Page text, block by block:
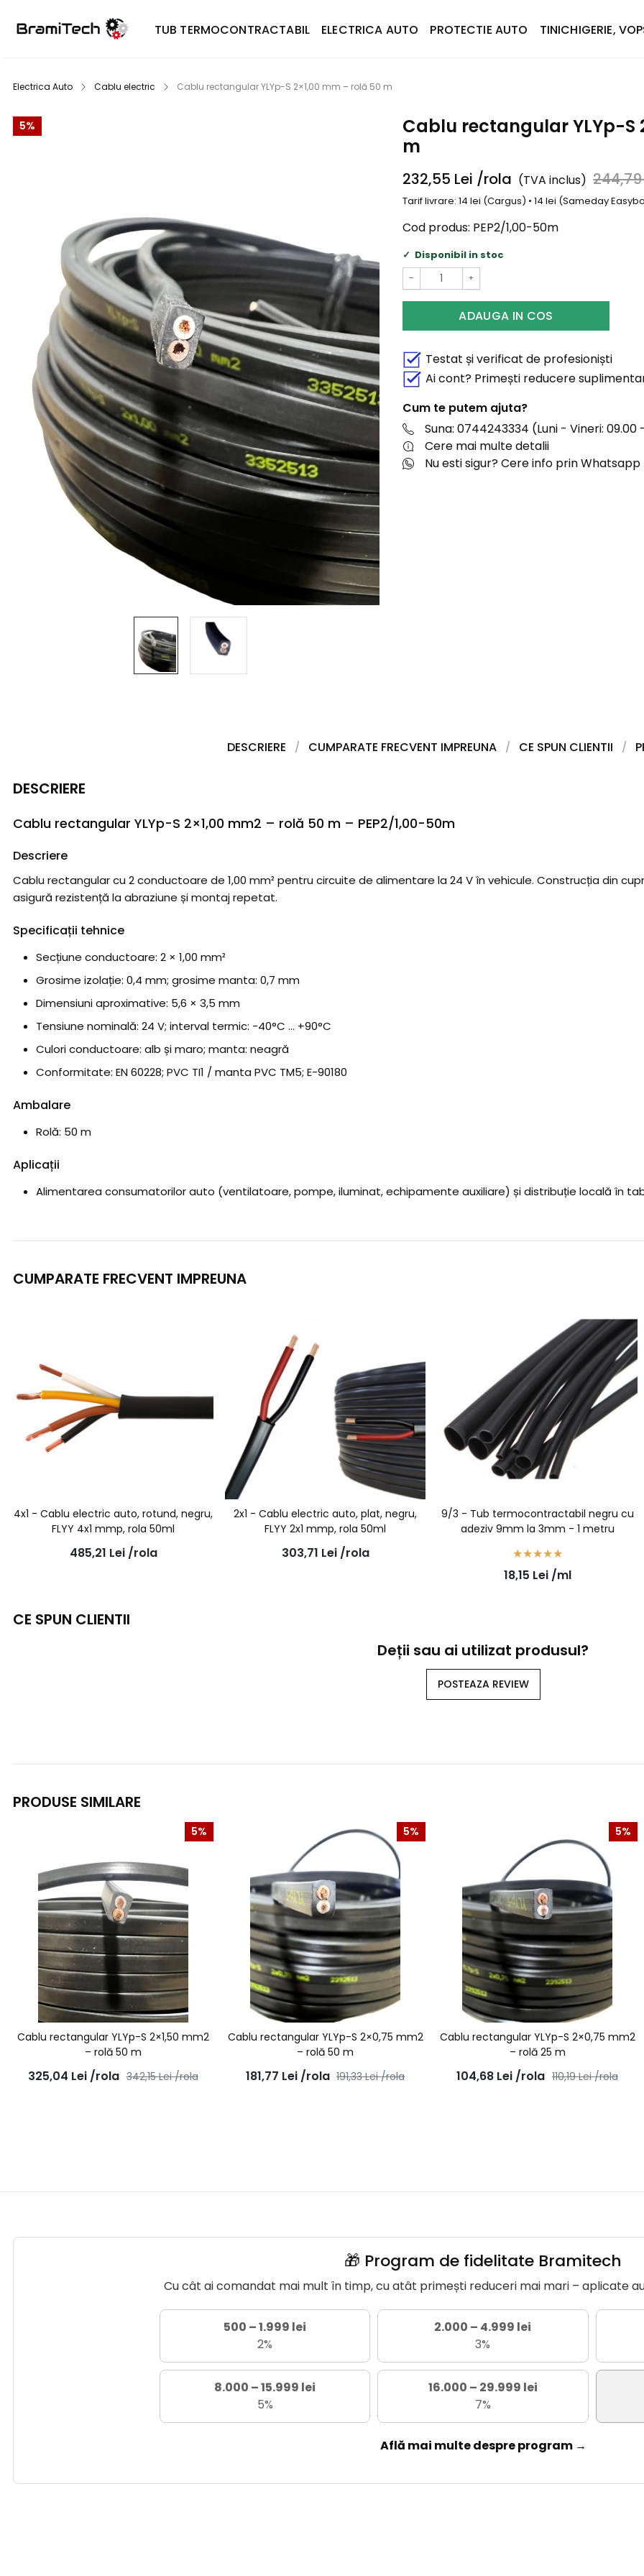
TUB TERMOCONTRACTABIL ELECTRICA AUTO PROTECTIE AUTO TINICHIGERIE,
Electrica Auto Cablu electric Cablu rectangular YLYp-S 2×1,00 mm – rolă 50 m
5%
Cablu rectangular YLYp-S
m
232,55 Lei /rola (TVA inclus)
Tarif livrare: 14 lei (Cargus) • 14 lei (Sameday
Cod produs: PEP2/1,00-50m
Disponibil in stoc
− +
ADAUGA IN COS
Testat și verificat de profesioniști
Ai cont? Primești reducere
Cum te putem ajuta?
Suna: 0744243334 (Luni - Vineri: 09.00
Cere mai multe detalii
Nu esti sigur? Cere info prin Whatsapp
DESCRIERE CUMPARATE FRECVENT IMPREUNA CE SPUN CLIENTII
DESCRIERE
Cablu rectangular YLYp-S 2×1,00 mm2 – rolă 50 m – PEP2/1,00-50m
Descriere
Cablu rectangular cu 2 conductoare de 1,00 mm² pentru circuite de alimentare la 24 V în vehicule. Construcția din
asigură rezistență la abraziune și montaj repetat.
Specificații tehnice
Secțiune conductoare: 2 × 1,00 mm²
Grosime izolație: 0,4 mm; grosime manta: 0,7 mm
Dimensiuni aproximative: 5,6 × 3,5 mm
Tensiune nominală: 24 V; interval termic: −40°C … +90°C
Culori conductoare: alb și maro; manta: neagră
Conformitate: EN 60228; PVC TI1 / manta PVC TM5; E-90180
Ambalare
Rolă: 50 m
Aplicații
Alimentarea consumatorilor auto (ventilatoare, pompe, iluminat, echipamente auxiliare) și distribuție locală în
CUMPARATE FRECVENT IMPREUNA
4x1 - Cablu electric auto, rotund, negru,
FLYY 4x1 mmp, rola 50ml
485,21 Lei /rola
2x1 - Cablu electric auto, plat, negru,
FLYY 2x1 mmp, rola 50ml
303,71 Lei /rola
9/3 - Tub termocontractabil negru cu
adeziv 9mm la 3mm - 1 metru
18,15 Lei /ml
CE SPUN CLIENTII
Deții sau ai utilizat produsul?
POSTEAZA REVIEW
PRODUSE SIMILARE
5%
Cablu rectangular YLYp-S 2×1,50 mm2
– rolă 50 m
325,04 Lei /rola 342,15Lei /rola
5%
Cablu rectangular YLYp-S 2×0,75 mm2
– rolă 50 m
181,77 Lei /rola 191,33Lei /rola
5%
Cablu rectangular YLYp-S 2×0,75 mm2
– rolă 25 m
104,68 Lei /rola 110,19Lei /rola
🎁 Program de fidelitate Bramitech
Cu cât ai comandat mai mult în timp, cu atât primești reduceri mai mari – aplicate
500 – 1.999 lei
2%
2.000 – 4.999 lei
3%
8.000 – 15.999 lei
5%
16.000 – 29.999 lei
7%
Află mai multe despre program →